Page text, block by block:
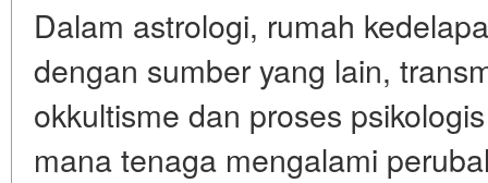
Dalam astrologi, rumah
dengan sumber yang lain,
okkultisme dan proses
mana tenaga mengalami